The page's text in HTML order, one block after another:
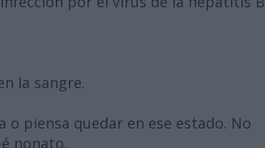
la sangre.
piensa quedar en ese estado. No
nonato.